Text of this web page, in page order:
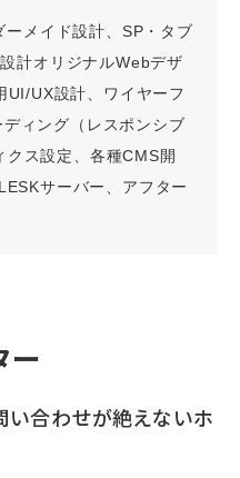
メイド設計、SP・タブ
計オリジナルWebデザ
UI/UX設計、ワイヤーフ
ィング（レスポンシブ
ス設定、各種CMS開
サーバー、アフター
ー
い合わせが絶えないホ